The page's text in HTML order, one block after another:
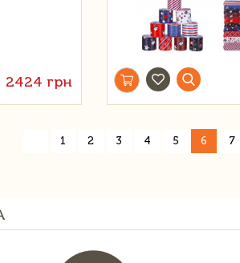
2424 грн
1 2 3 4 5 6 7